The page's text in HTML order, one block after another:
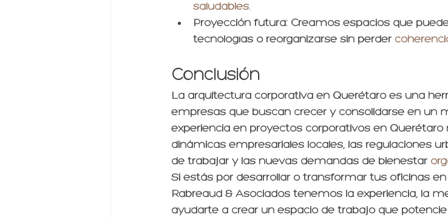
saludables.
Proyección futura: Creamos espacios que
tecnologías o reorganizarse sin perder
Conclusión
La arquitectura corporativa en Querétaro es una
empresas que buscan crecer y consolidarse en un
experiencia en proyectos corporativos en
dinámicas empresariales locales, las regulaciones
de trabajar y las nuevas demandas de bienestar
Si estás por desarrollar o transformar tus oficinas
Rabreaud & Asociados tenemos la experiencia, la
ayudarte a crear un espacio de trabajo que